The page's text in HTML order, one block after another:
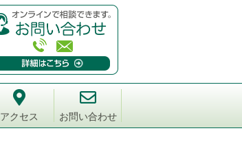
アクセス お問い合わせ